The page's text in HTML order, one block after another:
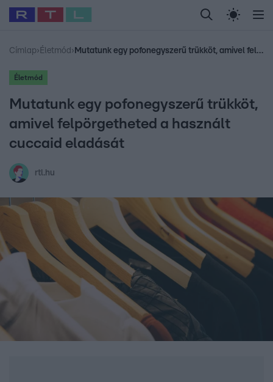
Legfrissebb RTL Híradó Randi Celeb vagyok,
Babits Marcella Most Wanted Gallusz
Címlap› Életmód › Mutatunk egy pofonegyszerű trükköt, amivel felpörgetheted a használt cuccaid eladását
Életmód
Mutatunk egy pofonegyszerű trükköt,
amivel felpörgetheted a használt
cuccaid eladását
rtl.hu